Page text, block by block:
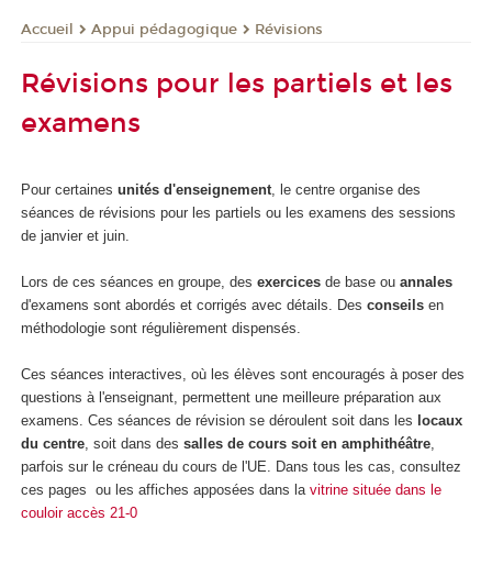
Accueil Appui pédagogique Révisions
Révisions pour les partiels et les
examens
Pour certaines unités d'enseignement , le centre organise des
séances de révisions pour les partiels ou les examens des sessions
de janvier et juin.
Lors de ces séances en groupe, des exercices de base ou annales
d'examens sont abordés et corrigés avec détails. Des conseils en
méthodologie sont régulièrement dispensés.
Ces séances interactives, où les élèves sont encouragés à poser des
questions à l'enseignant, permettent une meilleure préparation aux
examens. Ces séances de révision se déroulent soit dans les locaux
du centre , soit dans des salles de cours soit en amphithéâtre
parfois sur le créneau du cours de l'UE. Dans tous les cas, consultez
ces pages ou les affiches apposées dans la vitrine située dans le
couloir accès 21-0